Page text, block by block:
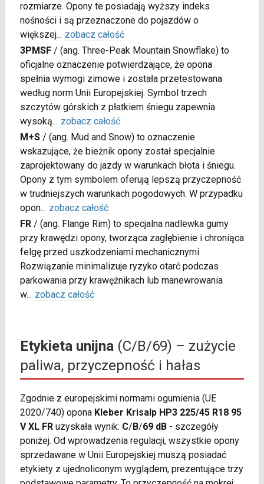
rozmiarze. Opony te posiadają wyższy indeks
nośności i są przeznaczone do pojazdów o
większej... zobacz całość
3PMSF/ (ang. Three-Peak Mountain Snowflake) to
oficjalne oznaczenie potwierdzające, że opona
spełnia wymogi zimowe i została przetestowana
według norm Unii Europejskiej. Symbol trzech
szczytów górskich z płatkiem śniegu zapewnia
wysoką... zobacz całość
M+S/ (ang. Mud and Snow) to oznaczenie
wskazujące, że bieżnik opony został specjalnie
zaprojektowany do jazdy w warunkach błota i śniegu.
Opony z tym symbolem oferują lepszą przyczepność
w trudniejszych warunkach pogodowych. W przypadku
opon... zobacz całość
FR/ (ang. Flange Rim) to specjalna nadlewka gumy
przy krawędzi opony, tworząca zagłębienie i chroniąca
felgę przed uszkodzeniami mechanicznymi.
Rozwiązanie minimalizuje ryzyko otarć podczas
parkowania przy krawężnikach lub manewrowania
w... zobacz całość
Etykieta unijna(C/B/69) – zużycie
paliwa, przyczepność i hałas
Zgodnie z europejskimi normami ogumienia (UE
2020/740) opona Kleber Krisalp HP3 225/45 R18 95
V XL FRuzyskała wynik: C/B/69 dB- szczegóły
poniżej. Od wprowadzenia regulacji, wszystkie opony
sprzedawane w Unii Europejskiej muszą posiadać
etykiety z ujednoliconym wyglądem, prezentujące trzy